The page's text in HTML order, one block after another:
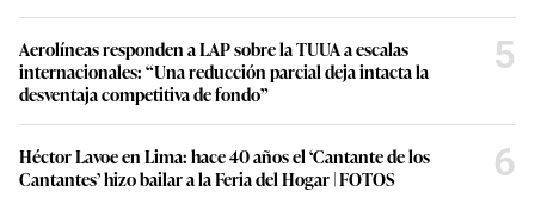
Aerolíneas responden a LAP sobre la TUUA a escalas
internacionales: “Una reducción parcial deja intacta la
desventaja competitiva de fondo”
5
Héctor Lavoe en Lima: hace 40 años el ‘Cantante de los
Cantantes’ hizo bailar a la Feria del Hogar | FOTOS
6